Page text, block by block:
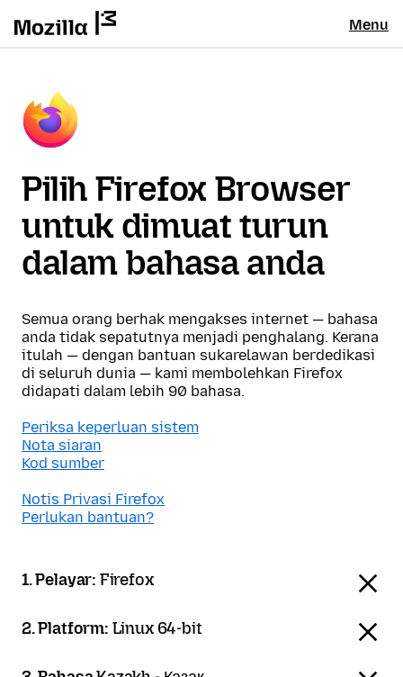
Menu
Pilih Firefox Browser
untuk dimuat turun
dalam bahasa anda
Semua orang berhak mengakses internet — bahasa
anda tidak sepatutnya menjadi penghalang. Kerana
itulah — dengan bantuan sukarelawan berdedikasi
di seluruh dunia — kami membolehkan Firefox
didapati dalam lebih 90 bahasa.
Periksa keperluan sistem
Nota siaran
Kod sumber
Notis Privasi Firefox
Perlukan bantuan?
1. Pelayar: Firefox
2. Platform: Linux 64-bit